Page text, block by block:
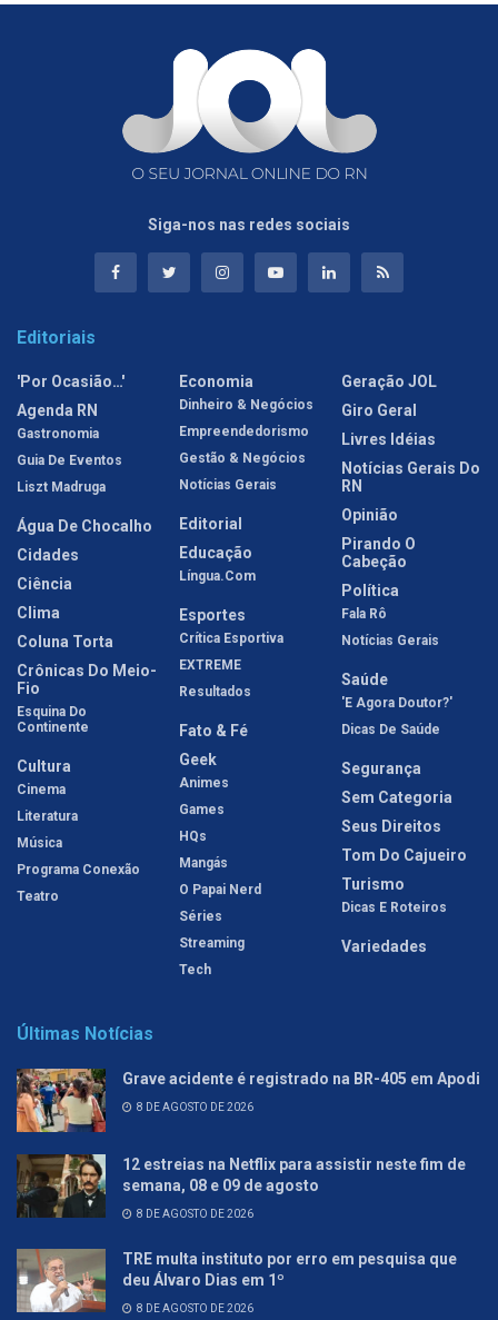
Siga-nos nas redes sociais
Editoriais
'Por Ocasião…'
Agenda RN
Gastronomia
Guia De Eventos
Liszt Madruga
Água De Chocalho
Cidades
Ciência
Clima
Coluna Torta
Crônicas Do Meio-
Fio
Esquina Do
Continente
Cultura
Cinema
Literatura
Música
Programa Conexão
Teatro
Economia
Dinheiro & Negócios
Empreendedorismo
Gestão & Negócios
Notícias Gerais
Editorial
Educação
Língua.com
Esportes
Crítica Esportiva
EXTREME
Resultados
Fato & Fé
Geek
Animes
Games
HQs
Mangás
O Papai Nerd
Séries
Streaming
Tech
Geração JOL
Giro Geral
Livres Idéias
Notícias Gerais Do
RN
Opinião
Pirando O
Cabeção
Política
Fala Rô
Notícias Gerais
Saúde
'E Agora Doutor?'
Dicas De Saúde
Segurança
Sem Categoria
Seus Direitos
Tom Do Cajueiro
Turismo
Dicas E Roteiros
Variedades
Últimas Notícias
Grave acidente é registrado na BR-405 em Apodi
8 DE AGOSTO DE 2026
12 estreias na Netflix para assistir neste fim de
semana, 08 e 09 de agosto
8 DE AGOSTO DE 2026
TRE multa instituto por erro em pesquisa que
deu Álvaro Dias em 1º
8 DE AGOSTO DE 2026